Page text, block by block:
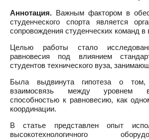
Аннотация. Важным фактором в
студенческого спорта является
сопровождения студенческих команд в
Целью работы стало
равновесия под влиянием
студентов технического вуза,
Была выдвинута гипотеза о том,
взаимосвязь между уровнем
способностью к равновесию, как
координации.
В статье представлен опыт
высокотехнологичного